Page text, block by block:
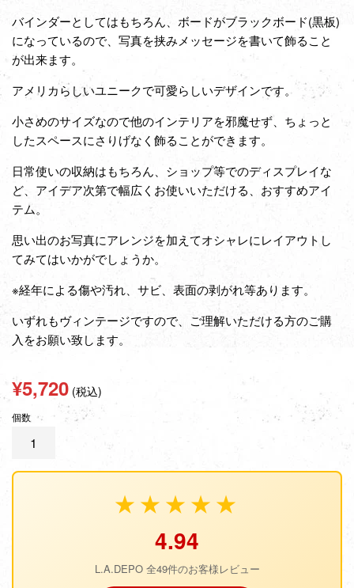
バインダーとしてはもちろん、ボードがブラックボード(黒板)
になっているので、写真を挟みメッセージを書いて飾ること
が出来ます。
アメリカらしいユニークで可愛らしいデザインです。
小さめのサイズなので他のインテリアを邪魔せず、ちょっと
したスペースにさりげなく飾ることができます。
日常使いの収納はもちろん、ショップ等でのディスプレイな
ど、アイデア次第で幅広くお使いいただける、おすすめアイ
テム。
思い出のお写真にアレンジを加えてオシャレにレイアウトし
てみてはいかがでしょうか。
※経年による傷や汚れ、サビ、表面の剥がれ等あります。
いずれもヴィンテージですので、ご理解いただける方のご購
入をお願い致します。
通
常
価
¥5,720 (税込)
個数
★★★★★
4.94
L.A.DEPO 全49件のお客様レビュー